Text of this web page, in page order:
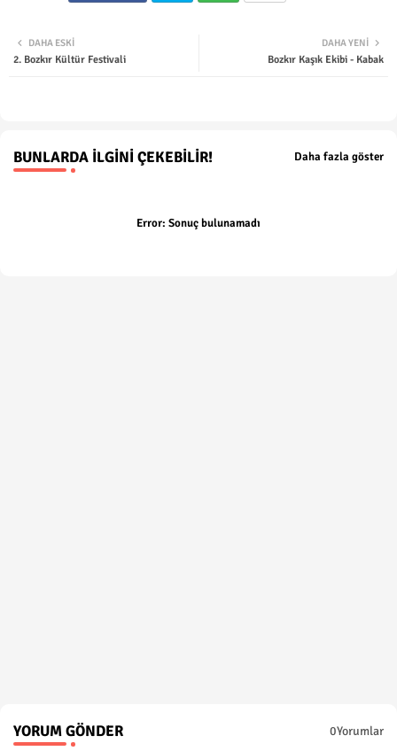
DAHA YENI
Bozkır Kaşık Ekibi - Kabak
DAHA ESKI
2. Bozkır Kültür Festivali
BUNLARDA İLGINI ÇEKEBILIR! Daha fazla göster
Error: Sonuç bulunamadı
YORUM GÖNDER 0Yorumlar